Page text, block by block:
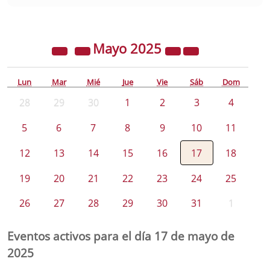
Mayo 2025
Lun Mar Mié Jue Vie Sáb Dom
28 29 30 1 2 3
4
5
6 7 8 9 10
11
12
13 14 15 16 17
18
19
20 21 22 23 24
25
26
27 28 29 30 31 1
Eventos activos para el día 17 de mayo de
2025